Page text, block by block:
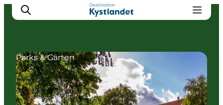
Erlebnisse
Städte
Parks & Gärten